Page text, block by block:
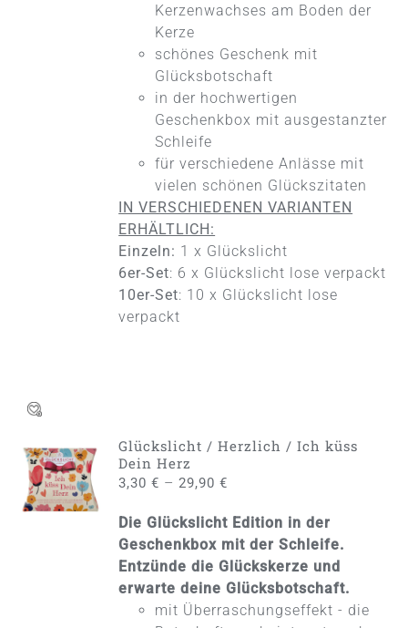
PRODUKTSEITEKerzenwachses am Boden der
Kerze
schönes Geschenk mit
Glücksbotschaft
in der hochwertigen
Geschenkbox mit ausgestanzter
Schleife
für verschiedene Anlässe mit
vielen schönen Glückszitaten
IN VERSCHIEDENEN VARIANTEN
ERHÄLTLICH:
Einzeln: 1 x Glückslicht
6er-Set: 6 x Glückslicht lose verpackt
10er-Set: 10 x Glückslicht lose
verpackt
AUSFÜHRUNG
WÄHLEN
DIESES
PRODUKT
MEHRERE
VARIANTEN
/
DETAILS
Glückslicht / Herzlich / Ich küss
Dein Herz
3,30€ –29,90€
Die Glückslicht Edition in der
Geschenkbox mit der Schleife.
Entzünde die Glückskerze und
erwarte deine Glücksbotschaft.
mit Überraschungseffekt - die